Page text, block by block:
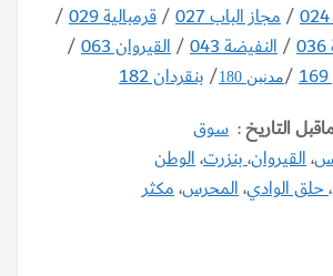
/مجاز الباب 027 /قرمبالية 029
/
/النفيضة 043 /القيروان 063 /
/مدنين 180 / بنقردان 182
التاريخ: سوق
،القيروان،بنزرت،الوطن
،حلق الوادي،المحرس،مكثر